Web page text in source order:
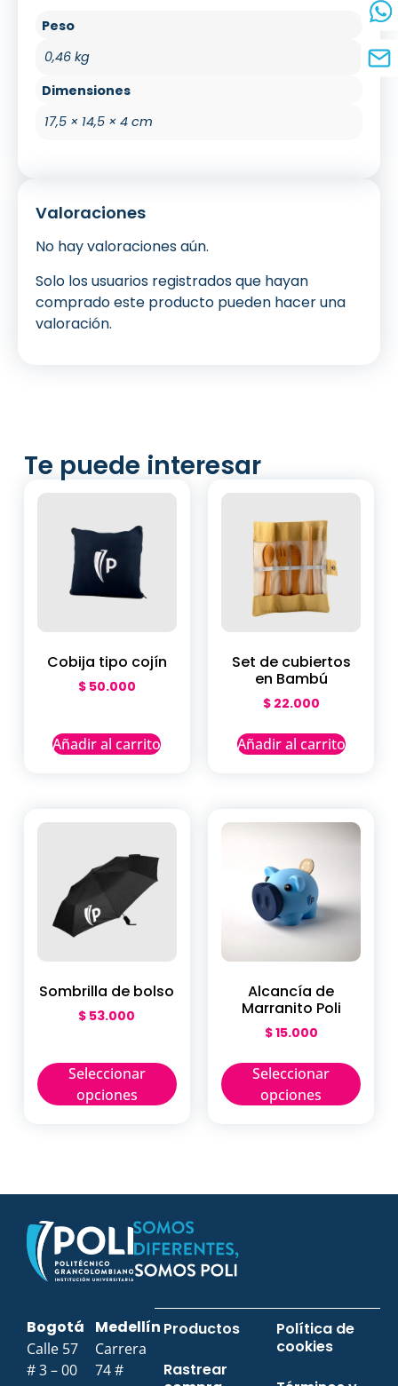
Peso
0,46 kg
Dimensiones
17,5 × 14,5 × 4 cm
Valoraciones
No hay valoraciones aún.
Solo los usuarios registrados que hayan
comprado este producto pueden hacer una
valoración.
Te puede interesar
Cobija tipo cojín
$50.000
Añadir al carrito
Set de cubiertos
en Bambú
$22.000
Añadir al carrito
Sombrilla de bolso
$ 53.000
Seleccionar
opciones
Alcancía de
Marranito Poli
$15.000
Seleccionar
opciones
Bogotá
Calle 57
# 3 – 00
Medellín
Carrera
74 #
Productos
Rastrear
Política de
cookies